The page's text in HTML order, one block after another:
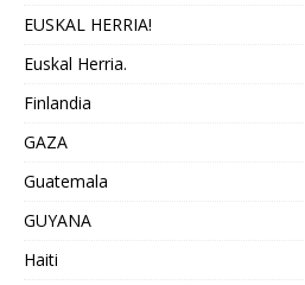
EUSKAL HERRIA!
Euskal Herria.
Finlandia
GAZA
Guatemala
GUYANA
Haiti